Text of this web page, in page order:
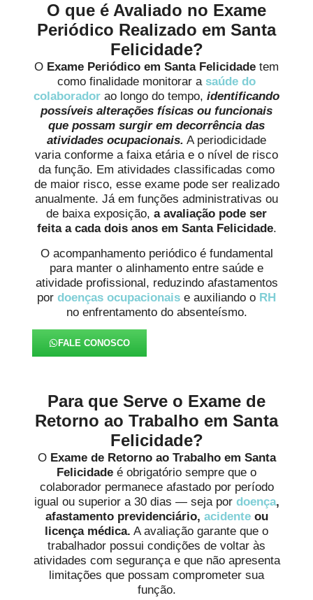
O que é Avaliado no Exame
Periódico Realizado em Santa
Felicidade?
O Exame Periódico em Santa Felicidade tem
como finalidade monitorar a saúde do
colaborador ao longo do tempo, identificando
possíveis alterações físicas ou funcionais
que possam surgir em decorrência das
atividades ocupacionais. A periodicidade
varia conforme a faixa etária e o nível de risco
da função. Em atividades classificadas como
de maior risco, esse exame pode ser realizado
anualmente. Já em funções administrativas ou
de baixa exposição, a avaliação pode ser
feita a cada dois anos em Santa Felicidade.
O acompanhamento periódico é fundamental
para manter o alinhamento entre saúde e
atividade profissional, reduzindo afastamentos
por doenças ocupacionais e auxiliando o RH
no enfrentamento do absenteísmo.
FALE CONOSCO
Para que Serve o Exame de
Retorno ao Trabalho em Santa
Felicidade?
O Exame de Retorno ao Trabalho em Santa
Felicidade é obrigatório sempre que o
colaborador permanece afastado por período
igual ou superior a 30 dias — seja por doença,
afastamento previdenciário, acidenteou
licença médica. A avaliação garante que o
trabalhador possui condições de voltar às
atividades com segurança e que não apresenta
limitações que possam comprometer sua
função.